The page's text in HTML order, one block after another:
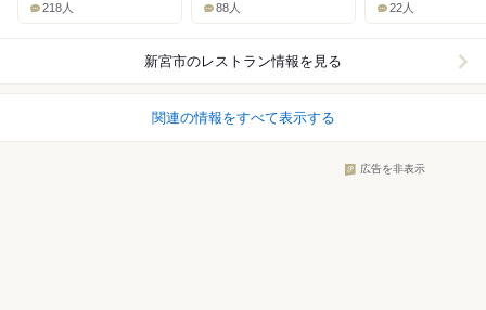
218人 88人 22人
新宮市のレストラン情報を見る
関連の情報をすべて表示する
広告を非表示